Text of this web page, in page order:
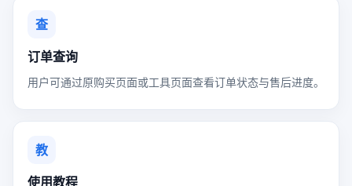
查
订单查询
用户可通过原购买页面或工具页面查看订单状态与售后进度。
教
使用教程